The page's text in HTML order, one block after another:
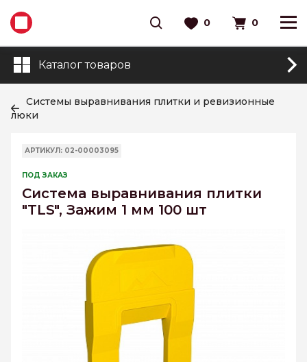
0 0
Каталог товаров
Системы выравнивания плитки и ревизионные
люки
АРТИКУЛ: 02-00003095
ПОД ЗАКАЗ
Cистема выравнивания плитки
"TLS", Зажим 1 мм 100 шт